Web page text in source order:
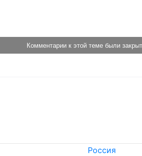
Комментарии к этой теме были
Россия